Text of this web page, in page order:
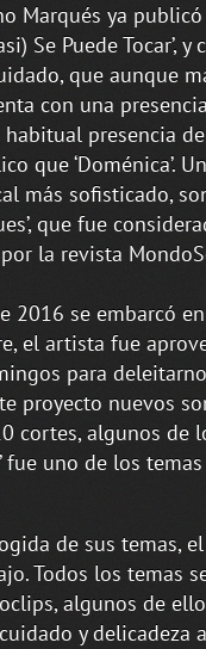
Marqués ya
Se Puede Tocar’,
que aunque
con una
habitual presencia
que ‘Doménica’.
más sofisticado,
que fue
la revista
2016 se embarcó
el artista fue
para
proyecto nuevos
cortes, algunos de
fue uno de los
de sus temas,
Todos los temas
algunos de
y